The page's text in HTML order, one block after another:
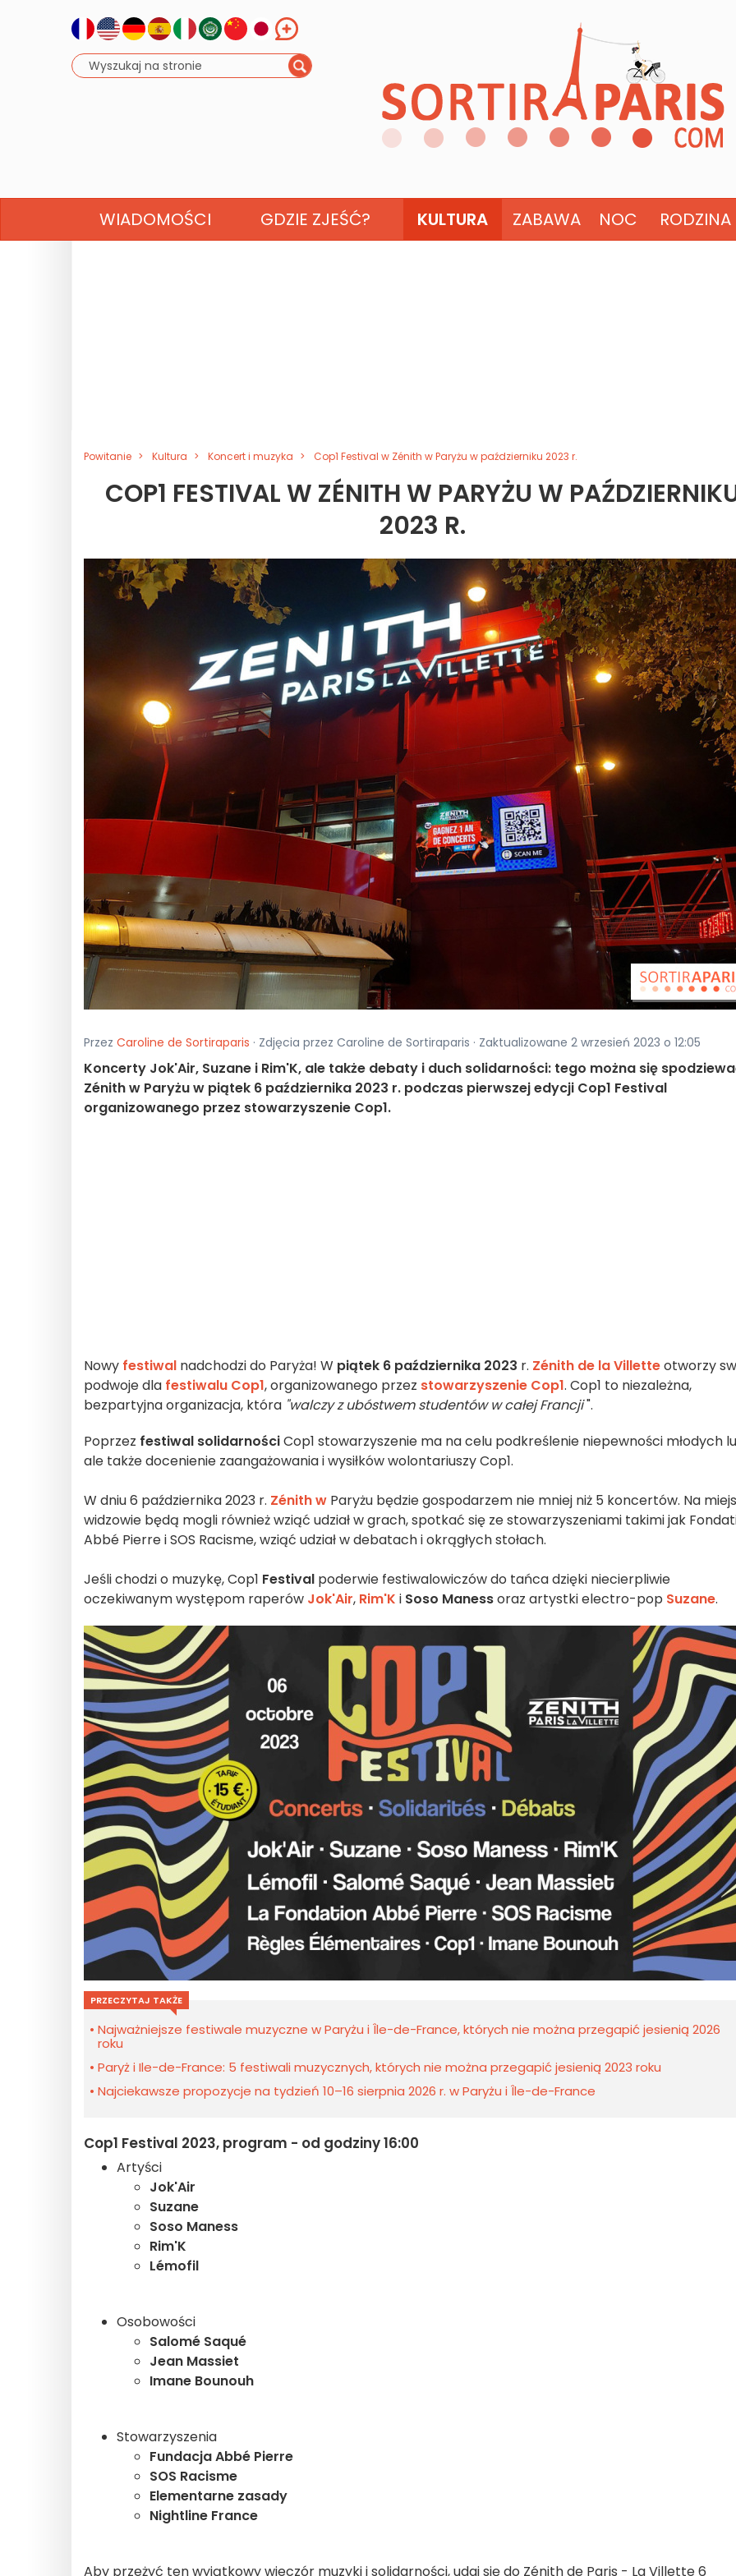
WIADOMOŚCI GDZIE ZJEŚĆ? KULTURA ZABAWA NOC RODZINA
Powitanie Kultura Koncert i muzyka Cop1 Festival w Zénith w Paryżu w październiku 2023 r.
COP1 FESTIVAL W ZÉNITH W PARYŻU W
2023 R.
Przez Caroline de Sortiraparis · Zdjęcia przez Caroline de Sortiraparis · Zaktualizowane 2 wrzesień 2023 o 12:05
Koncerty Jok'Air, Suzane i Rim'K, ale także debaty i duch solidarności: tego można się
Zénith w Paryżu w piątek 6 października 2023 r. podczas pierwszej edycji Cop1 Festival
organizowanego przez stowarzyszenie Cop1.
Nowy festiwal nadchodzi do Paryża! W piątek 6 października 2023 r. Zénith de la Villetteotworzy
podwoje dla festiwalu Cop1, organizowanego przez stowarzyszenie Cop1. Cop1 to niezależna,
bezpartyjna organizacja, która "walczy z ubóstwem studentów w całej Francji".
Poprzez festiwal solidarnościCop1 stowarzyszenie ma na celu podkreślenie niepewności młodych
ale także docenienie zaangażowania i wysiłków wolontariuszy Cop1.
W dniu 6 października 2023 r. Zénith w Paryżu będzie gospodarzem nie mniej niż 5 koncertów. Na
widzowie będą mogli również wziąć udział w grach, spotkać się ze stowarzyszeniami takimi jak
Abbé Pierre i SOS Racisme, wziąć udział w debatach i okrągłych stołach.
Jeśli chodzi o muzykę, Cop1 Festival poderwie festiwalowiczów do tańca dzięki niecierpliwie
oczekiwanym występom raperów Jok'Air, Rim'K i Soso Manessoraz artystki electro-pop Suzane.
PRZECZYTAJ TAKŻE
Najważniejsze festiwale muzyczne w Paryżu i Île-de-France, których nie można przegapić jesienią 2026
roku
Paryż i Ile-de-France: 5 festiwali muzycznych, których nie można przegapić jesienią 2023 roku
Najciekawsze propozycje na tydzień 10–16 sierpnia 2026 r. w Paryżu i Île-de-France
Cop1 Festival 2023, program - od godziny 16:00
Artyści
Jok'Air
Suzane
Soso Maness
Rim'K
Lémofil
Osobowości
Salomé Saqué
Jean Massiet
Imane Bounouh
Stowarzyszenia
Fundacja Abbé Pierre
SOS Racisme
Elementarne zasady
Nightline France
Aby przeżyć ten wyjątkowy wieczór muzyki i solidarności, udaj się do Zénith de Paris - La Villette 6